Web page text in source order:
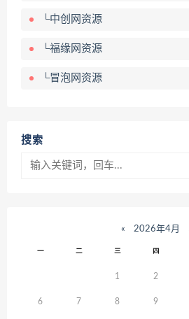
└中创网资源
└福缘网资源
└冒泡网资源
搜索
« 2026年4月
一 二 三 四
1 2
6 7 8 9